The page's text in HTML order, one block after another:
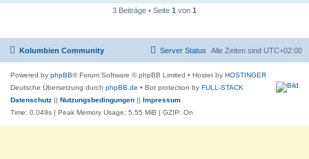
3 Beiträge • Seite 1 von 1
Kolumbien Community Alle Zeiten sind UTC+02:00
Server Status
Powered by phpBB® Forum Software © phpBB Limited • Hostet by HOSTINGER
Deutsche Übersetzung durch phpBB.de • Bot protection by FULL-STACK
Datenschutz || Nutzungsbedingungen || Impressum
Time: 0.049s | Peak Memory Usage: 5.55 MiB | GZIP: On